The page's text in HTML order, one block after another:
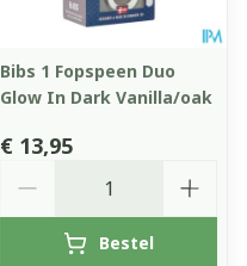
Bibs 1 Fopspeen Duo
Glow In Dark Vanilla/oak
€ 13,95
Bestel